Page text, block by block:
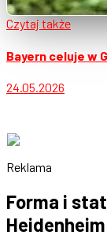
Czytaj także
Bayern celuje w
24.05.2026
Reklama
Forma i
Heidenheim